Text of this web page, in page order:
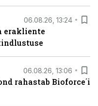
06.08.26, 13:24
erakliente
06.08.26, 13:06
rahastab Bioforce´i